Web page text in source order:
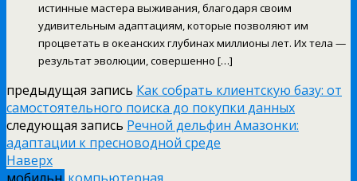
истинные мастера выживания, благодаря своим
удивительным адаптациям, которые позволяют им
процветать в океанских глубинах миллионы лет. Их тела —
результат эволюции, совершенно […]
предыдущая запись Как собрать клиентскую базу: от
самостоятельного поиска до покупки данных
следующая запись Речной дельфин Амазонки:
адаптации к пресноводной среде
Наверх